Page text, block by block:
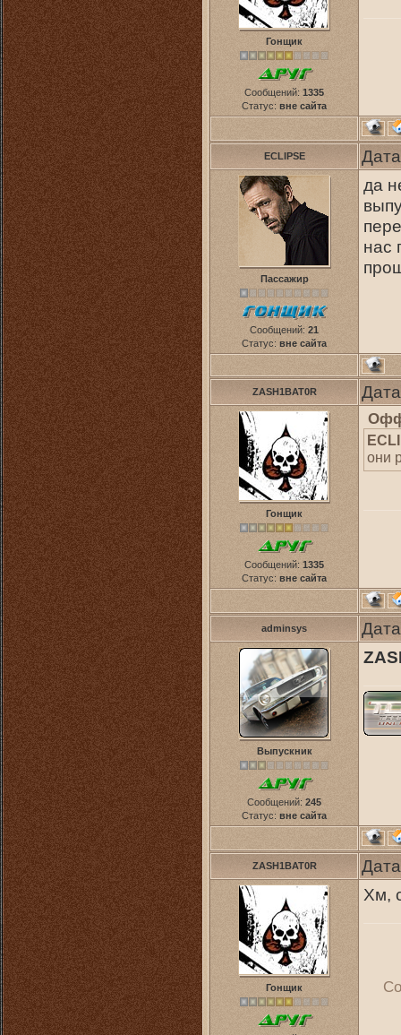
Гонщик
Сообщений: 1335
Статус: вне сайта
ECLIPSE
Пассажир
Сообщений: 21
Статус: вне сайта
да
нас
ZASH1BAT0R
Гонщик
Сообщений: 1335
Статус: вне сайта
они
adminsys
Выпускник
Сообщений: 245
Статус: вне сайта
ZASH1BAT0R
Гонщик
Хм,